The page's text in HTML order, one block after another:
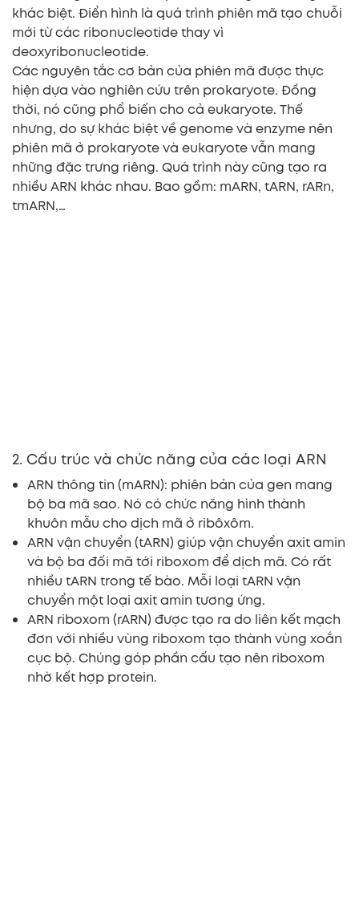
khác biệt. Điển hình là quá trình phiên mã tạo chuỗi
mới từ các ribonucleotide thay vì
deoxyribonucleotide.
Các nguyên tắc cơ bản của phiên mã được thực
hiện dựa vào nghiên cứu trên prokaryote. Đồng
thời, nó cũng phổ biến cho cả eukaryote. Thế
nhưng, do sự khác biệt về genome và enzyme nên
phiên mã ở prokaryote và eukaryote vẫn mang
những đặc trưng riêng. Quá trình này cũng tạo ra
nhiều ARN khác nhau. Bao gồm: mARN, tARN, rARn,
tmARN,…
2. Cấu trúc và chức năng của các loại ARN
ARN thông tin (mARN): phiên bản của gen mang
bộ ba mã sao. Nó có chức năng hình thành
khuôn mẫu cho dịch mã ở ribôxôm.
ARN vận chuyển (tARN) giúp vận chuyển axit amin
và bộ ba đối mã tới riboxom để dịch mã. Có rất
nhiều tARN trong tế bào. Mỗi loại tARN vận
chuyển một loại axit amin tương ứng.
ARN riboxom (rARN) được tạo ra do liên kết mạch
đơn với nhiều vùng riboxom tạo thành vùng xoắn
cục bộ. Chúng góp phần cấu tạo nên riboxom
nhờ kết hợp protein.